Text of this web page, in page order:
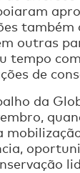
outras
tempo
de
da